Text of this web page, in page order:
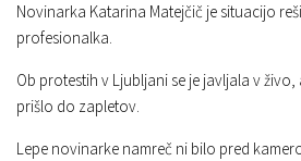
Novinarka Katarina Matejčič je situacijo
profesionalka.
Ob protestih v Ljubljani se je javljala v
prišlo do zapletov.
Lepe novinarke namreč ni bilo pred